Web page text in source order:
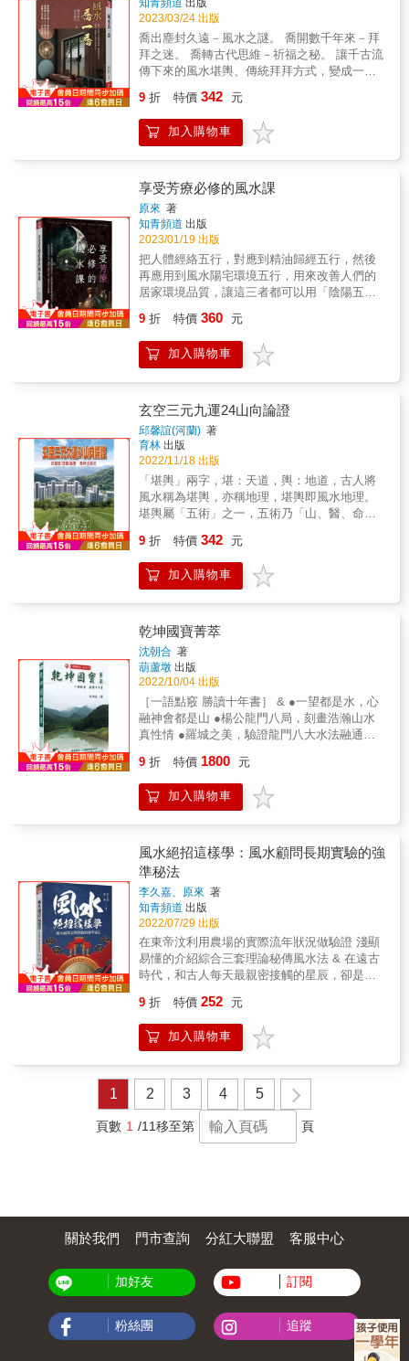
知青頻道 出版
2023/03/24 出版
喬出塵封久遠－風水之謎。 喬開數千年來－拜
拜之迷。 喬轉古代思維－祈福之秘。 讓千古流
傳下來的風水堪輿、傳統拜拜方式，變成一項
動線； 現代祈福，喜悅心平常心； 不燒金紙，
神佛更加感謝：一個合掌，勝過焚香； 不拜三
牲，因果業報遠離：一句感恩，代替念經。 本
9 折 特價 342 元
加入購物車
享受芳療必修的風水課
原來 著
知青頻道 出版
2023/01/19 出版
把人體經絡五行，對應到精油歸經五行，然後
再應用到風水陽宅環境五行，用來改善人們的
居家環境品質，讓這三者都可以用「陰陽五
然人體、動物、植物造型等都有五行，那麼植
物精油必然有五行，看遍各家精油五行，歸類
幾乎沒有相同的，處於各說各話的情況。 這時
定精油的五行，應該去瞭解它們所含的芳香族
化學物質對於人體的作用效果，相對於中醫是
歸入哪一個經脈，這樣將精油歸入五行才對我
們人體有實際上的改善。 &
9 折 特價 360 元
加入購物車
玄空三元九運24山向論證
邱馨誼(河蘭) 著
育林 出版
2022/11/18 出版
「堪輿」兩字，堪：天道，輿：地道，古人將
風水稱為堪輿，亦稱地理，堪輿即風水地理。
堪輿屬「五術」之一，五術乃「山、醫、命、
晉郭璞著「葬書」，曾言「氣乘風則散，界水
則止，古人聚之使不散，行之使有止，故謂之
風水」。俗曰「一命二運三風水四積陰德五讀
與讀書，然大富由天來安排，小富必須靠勤
儉。風水地理也是其一，祖墳冒青煙，子孫出
頭天。居家好地理，平安順風起。 有鑒於初學
者及對堪輿學有興趣者，或未曾閱讀我之前的
著作（「白話地理一／三元玄空挨星圖解」，
「三元玄空暨內外六事實證」，「三元玄空派
多門多各自說」），刻意簡略整理有關堪輿之
圖案與專有名詞，是以下面所述，或都曾出現
在前三冊之中，此並非偷懶或重複書寫，確實
詞的深入介紹，就有待讀者自行專研。
9 折 特價 342 元
加入購物車
乾坤國寶菁萃
沈朝合 著
葫蘆墩 出版
2022/10/04 出版
［一語點竅 勝讀十年書］ & ●一望都是水，心
融神會都是山 ●楊公龍門八局，刻畫浩瀚山水
真性情 ●羅城之美，驗證龍門八大水法融通巒
乾坤國寶，世無刻本可遵循，作者沈朝合，許
以琴心劍膽，獨創〈龍門八局‧羅城之美〉，引
經據典尋回正宗龍門八局正三元水法原貌，圖
「第二明師看水口」點穴技巧，辯證龍門八局
八大水法可以融入、融通龍脈巒頭，證明水法
理氣與巒頭實為一體而不可分。引用「天圓地
方˙氣動極致於384爻」，明澈龍門八局透過
「變局˙小八門卦局」，經天緯地盈天地自然之
造化。練就《乾坤國寶菁萃》斷驗心法，醍醐
灌頂，豁然貫通，飛躍昇華識得來龍去脈，揮
灑自如立足指點江山。 & 擁有《乾坤國寶菁
萃》，如詣寶所。 &
9 折 特價 1800 元
加入購物車
風水絕招這樣學：風水顧問長期實驗的強
準秘法
李久嘉、原來 著
知青頻道 出版
2022/07/29 出版
在東帝汶利用農場的實際流年狀況做驗證 淺顯
易懂的介紹綜合三套理論秘傳風水法 & 在遠古
時代，和古人每天最親密接觸的星辰，卻是離
識大量累積的所在；所以曾經有位社會學家說
人類的環境認知和知識發展是從最遠的星辰開
始，直到晚近才會對自身生活必需產生發明的
成一套可以傳續後世的說法，必須要有「可以
承載操作的物件」，而大自然可以提供的就是
山川形勢、星辰運作、太陽月亮位置等，加上
五行、方位、天干地支等符號，就可以形構出
9 折 特價 252 元
加入購物車
1 2 3 4 5
頁數 1 /11移至第 頁
關於我們 門市查詢 分紅大聯盟 客服中心
加好友 訂閱
粉絲團 追蹤